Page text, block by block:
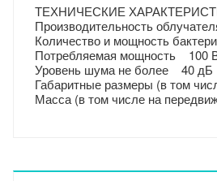
ТЕХНИЧЕСКИЕ
Производительность
Количество и мощность
Потребляемая мощность 100
Уровень шума не более 40 дБ
Габаритные размеры (в том
Масса (в том числе на